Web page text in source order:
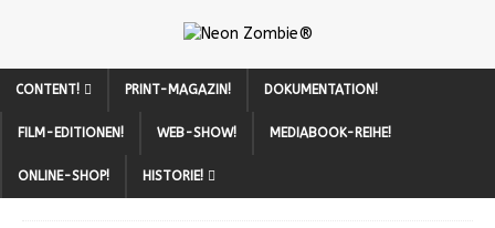
CONTENT! PRINT-MAGAZIN! DOKUMENTATION!
FILM-EDITIONEN! WEB-SHOW! MEDIABOOK-REIHE!
ONLINE-SHOP! HISTORIE!